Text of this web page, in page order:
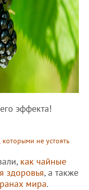
эффекта!
не устоять
как чайные
здоровья, а также
мира.